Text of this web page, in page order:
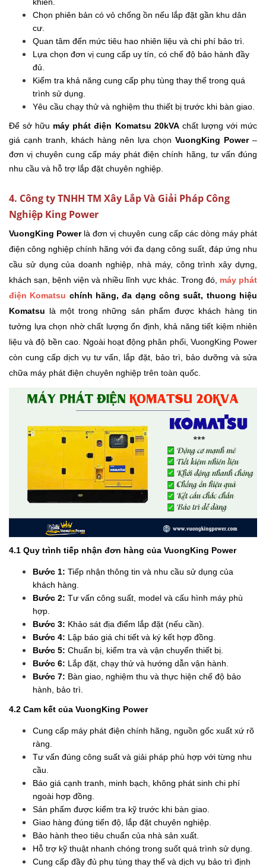
khiển.
Chọn phiên bản có vỏ chống ồn nếu lắp đặt gần khu dân
cư.
Quan tâm đến mức tiêu hao nhiên liệu và chi phí bảo trì.
Lựa chọn đơn vị cung cấp uy tín, có chế độ bảo hành đầy
đủ.
Kiểm tra khả năng cung cấp phụ tùng thay thế trong quá
trình sử dụng.
Yêu cầu chạy thử và nghiệm thu thiết bị trước khi bàn giao.
Để sở hữu máy phát điện Komatsu 20kVAchất lượng với mức
giá cạnh tranh, khách hàng nên lựa chọn VuongKing Power–
đơn vị chuyên cung cấp máy phát điện chính hãng, tư vấn đúng
nhu cầu và hỗ trợ lắp đặt chuyên nghiệp.
4. Công ty TNHH TM Xây Lắp Và Giải Pháp Công
Nghiệp King Power
VuongKing Powerlà đơn vị chuyên cung cấp các dòng máy phát
điện công nghiệp chính hãng với đa dạng công suất, đáp ứng nhu
cầu sử dụng của doanh nghiệp, nhà máy, công trình xây dựng,
khách sạn, bệnh viện và nhiều lĩnh vực khác. Trong đó, máy phát
điện Komatsu chính hãng, đa dạng công suất, thuong hiệu
Komatsu là một trong những sản phẩm được khách hàng tin
tưởng lựa chọn nhờ chất lượng ổn định, khả năng tiết kiệm nhiên
liệu và độ bền cao. Ngoài hoạt động phân phối, VuongKing Power
còn cung cấp dịch vụ tư vấn, lắp đặt, bảo trì, bảo dưỡng và sửa
chữa máy phát điện chuyên nghiệp trên toàn quốc.
4.1 Quy trình tiếp nhận đơn hàng của VuongKing Power
Bước 1: Tiếp nhận thông tin và nhu cầu sử dụng của
khách hàng.
Bước 2: Tư vấn công suất, model và cấu hình máy phù
hợp.
Bước 3: Khảo sát địa điểm lắp đặt (nếu cần).
Bước 4: Lập báo giá chi tiết và ký kết hợp đồng.
Bước 5: Chuẩn bị, kiểm tra và vận chuyển thiết bị.
Bước 6: Lắp đặt, chạy thử và hướng dẫn vận hành.
Bước 7: Bàn giao, nghiệm thu và thực hiện chế độ bảo
hành, bảo trì.
4.2 Cam kết của VuongKing Power
Cung cấp máy phát điện chính hãng, nguồn gốc xuất xứ rõ
ràng.
Tư vấn đúng công suất và giải pháp phù hợp với từng nhu
cầu.
Báo giá cạnh tranh, minh bạch, không phát sinh chi phí
ngoài hợp đồng.
Sản phẩm được kiểm tra kỹ trước khi bàn giao.
Giao hàng đúng tiến độ, lắp đặt chuyên nghiệp.
Bảo hành theo tiêu chuẩn của nhà sản xuất.
Hỗ trợ kỹ thuật nhanh chóng trong suốt quá trình sử dụng.
Cung cấp đầy đủ phụ tùng thay thế và dịch vụ bảo trì định